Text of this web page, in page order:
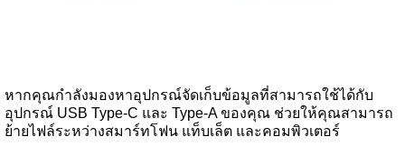
หากคุณกำลังมองหาอุปกรณ์จัดเก็บข้อมูลที่สามารถใช้ได้กับ
อุปกรณ์ USB Type-C และ Type-A ของคุณ ช่วยให้คุณสามารถ
ย้ายไฟล์ระหว่างสมาร์ทโฟน แท็บเล็ต และคอมพิวเตอร์